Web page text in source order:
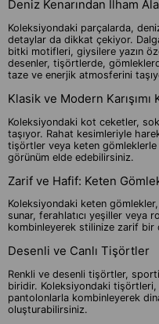
Deniz Kenarından İlham
Koleksiyondaki parçalarda,
detaylar da dikkat çekiyor.
bitki motifleri, giysilere yazın
desenler, tişörtlerde,
taze ve enerjik atmosferini
Klasik ve Modern
Koleksiyondaki kot ceketler,
taşıyor. Rahat kesimleriyle
tişörtler veya keten
görünüm elde edebilirsiniz.
Zarif ve Hafif: Keten
Koleksiyondaki keten
sunar, ferahlatıcı yeşiller veya
kombinleyerek stilinize zarif bir
Desenli ve Canlı Tişörtler
Renkli ve desenli tişörtler,
biridir. Koleksiyondaki
pantolonlarla kombinleyerek
oluşturabilirsiniz.